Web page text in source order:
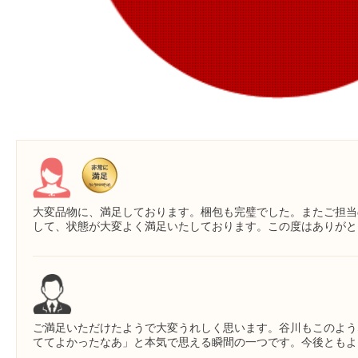
大変品物に、満足しております。梱包も完璧でした。またご担
して、状態が大変よく満足いたしております。この度はありが
ご満足いただけたようで大変うれしく思います。谷川もこのよ
ててよかったなあ」と本気で思える瞬間の一つです。今後とも